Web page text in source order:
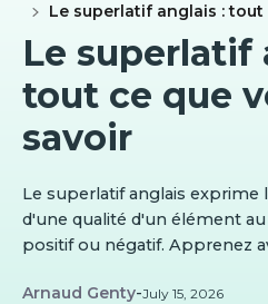
Le superlatif anglais :
Le superlatif
tout ce que
savoir
Le superlatif anglais exprime
d'une qualité d'un élément
positif ou négatif. Apprenez
Arnaud Genty-July 15, 2026